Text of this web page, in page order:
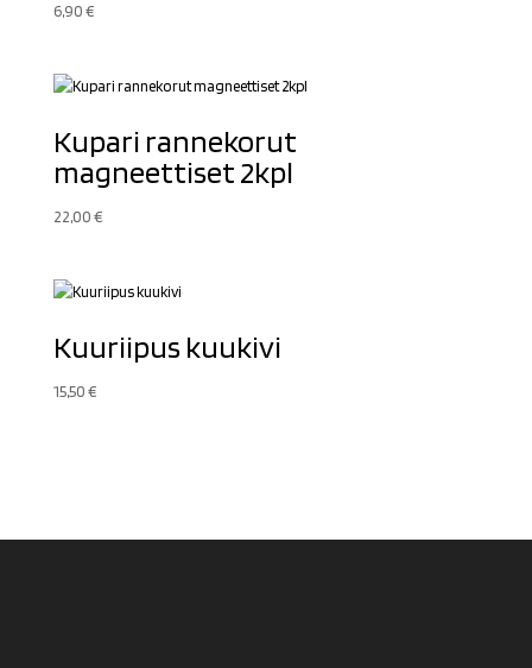
6,90€
Kupari rannekorut
magneettiset 2kpl
22,00€
Kuuriipus kuukivi
15,50€